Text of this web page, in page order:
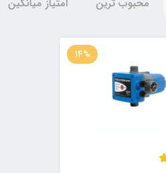
محبوب ترین امتیاز میانگین
14%